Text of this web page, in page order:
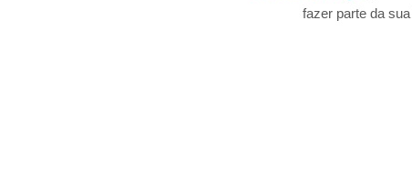
fazer parte da